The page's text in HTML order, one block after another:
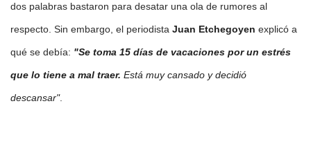
dos palabras bastaron para desatar una ola de rumores al
respecto. Sin embargo, el periodista Juan Etchegoyen explicó a
qué se debía: "Se toma 15 días de vacaciones por un estrés
que lo tiene a mal traer. Está muy cansado y decidió
descansar".